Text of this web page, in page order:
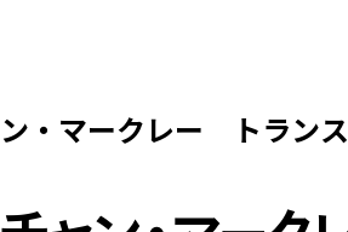
ン・マークレー トランス